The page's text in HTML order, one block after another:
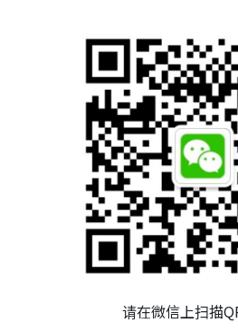
組織架構
董事會
審計委員會
薪資報酬委員會
永續發展委員會
公司重要規章
內部稽核
風險管理
请在微信上扫描